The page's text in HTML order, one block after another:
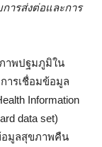
ารส่งต่อและการ
าพปฐมภูมิใน
ารเชื่อมข้อมูล
Information
data set)
อมูลสุขภาพคืน